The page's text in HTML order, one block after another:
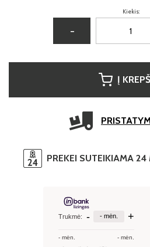
Kiekis:
−
Į
PREKEI SUTEIKIAMA 24